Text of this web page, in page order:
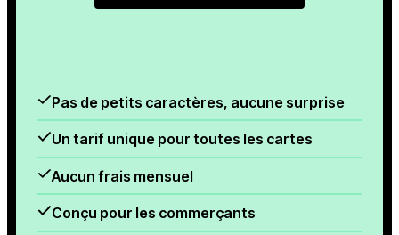
Pas de petits caractères, aucune surprise
Un tarif unique pour toutes les cartes
Aucun frais mensuel
Conçu pour les commerçants